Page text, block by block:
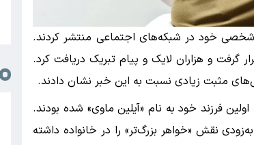
شخصی خود در شبکه‌های اجتماعی منتشر کردند.
گرفت و هزاران لایک و پیام تبریک دریافت کرد.
مثبت زیادی نسبت به این خبر نشان دادند.
ییلدیریم پیش از این در سال ۲۰۱۹ صاحب اولین فرزند خود به نام «آیلین ماوی» شده بودند.
نقش «خواهر بزرگ‌تر» را در خانواده داشته